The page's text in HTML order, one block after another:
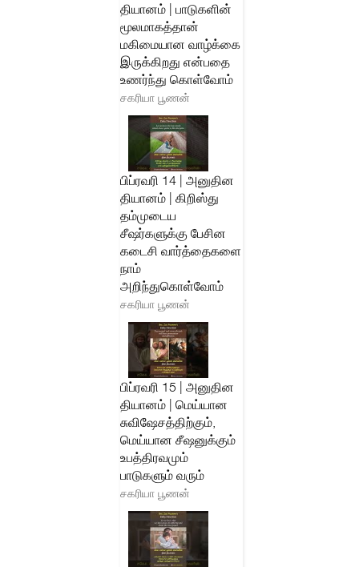
தியானம் | பாடுகளின்
மூலமாகத்தான்
மகிமையான வாழ்க்கை
இருக்கிறது என்பதை
உணர்ந்து கொள்வோம்
சகரியா பூணன்
பிப்ரவரி 14 | அனுதின
தியானம் | கிறிஸ்து
தம்முடைய
சீஷர்களுக்கு பேசின
கடைசி வார்த்தைகளை
நாம்
அறிந்துகொள்வோம்
சகரியா பூணன்
பிப்ரவரி 15 | அனுதின
தியானம் | மெய்யான
சுவிஷேசத்திற்கும்,
மெய்யான சீஷனுக்கும்
உபத்திரவமும்
பாடுகளும் வரும்
சகரியா பூணன்